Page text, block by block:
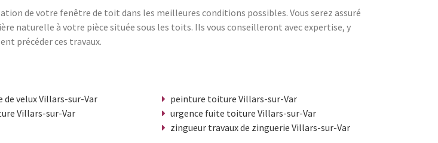
de votre fenêtre de toit dans les meilleures conditions possibles. Vous serez assuré
naturelle à votre pièce située sous les toits. Ils vous conseilleront avec expertise, y
précéder ces travaux.
de velux Villars-sur-Var
Villars-sur-Var
peinture toiture Villars-sur-Var
urgence fuite toiture Villars-sur-Var
zingueur travaux de zinguerie Villars-sur-Var